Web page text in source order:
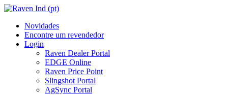
Novidades
Encontre um revendedor
Login
Raven Dealer Portal
EDGE Online
Raven Price Point
Slingshot Portal
AgSync Portal